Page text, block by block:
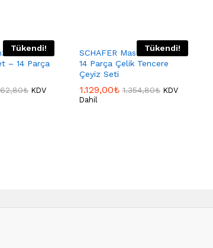
Tükendi!
Praxis
– 14 Parça
₺ KDV
Tükendi!
SCHAFER Masterchef Mor
14 Parça Çelik Tencere
Çeyiz Seti
1.129,00₺ 1.354,80₺ KDV
Dahil